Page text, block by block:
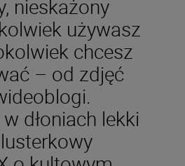
nieskażony
używasz
chcesz
– od zdjęć
dłoniach lekki